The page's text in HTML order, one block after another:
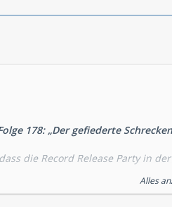
178: „Der gefiederte
die Record Release Party in
Alles